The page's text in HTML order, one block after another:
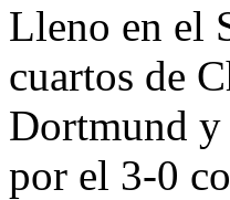
Lleno en el
cuartos de
Dortmund y
por el 3-0